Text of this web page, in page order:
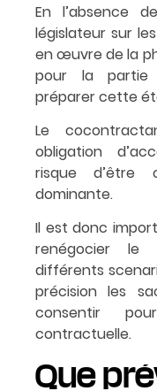
En l’absence
législateur sur
en œuvre de la
pour la partie
préparer cette
Le
obligation
risque d’être
dominante.
Il est donc
renégocier
différents
précision les
consentir
contractuelle.
Que